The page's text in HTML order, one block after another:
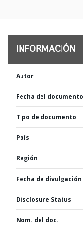
INFORMACIÓN
Autor
Fecha del documento
Tipo de documento
País
Región
Fecha de divulgación
Disclosure Status
Nom. del doc.